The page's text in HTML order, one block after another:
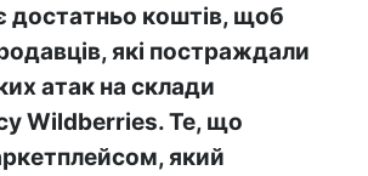
достатньо коштів, щоб
які постраждали
атак на склади
Wildberries. Те, що
який